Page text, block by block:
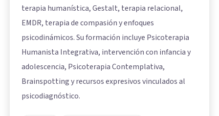
terapia humanística, Gestalt, terapia relacional,
EMDR, terapia de compasión y enfoques
psicodinámicos. Su formación incluye Psicoterapia
Humanista Integrativa, intervención con infancia y
adolescencia, Psicoterapia Contemplativa,
Brainspotting y recursos expresivos vinculados al
psicodiagnóstico.